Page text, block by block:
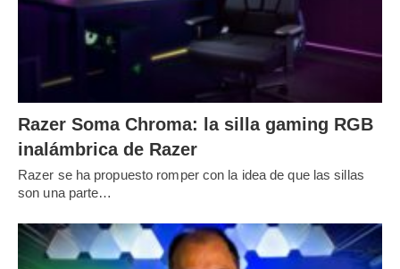
Razer Soma Chroma: la silla gaming RGB
inalámbrica de Razer
Razer se ha propuesto romper con la idea de que las sillas
son una parte…